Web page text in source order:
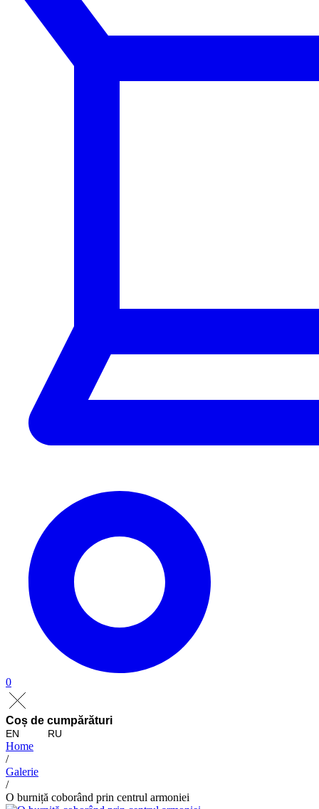
0
Coș de cumpărături
EN RU
Home
/
Galerie
/
O burniță coborând prin centrul armoniei